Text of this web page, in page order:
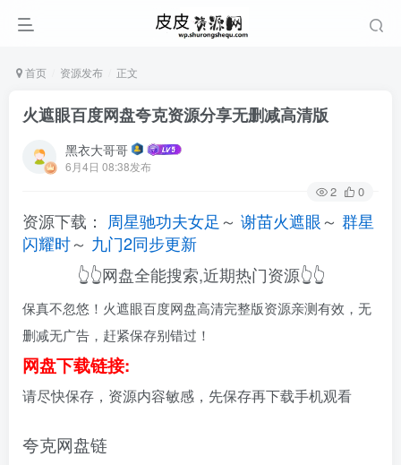
首页 资源发布 正文
火遮眼百度网盘夸克资源分享无删减高清版
黑衣大哥哥
6月4日 08:38发布
2 0
资源下载： 周星驰功夫女足 ～ 谢苗火遮眼～ 群星
闪耀时～ 九门2同步更新
👆👆网盘全能搜索,近期热门资源👆👆
保真不忽悠！火遮眼百度网盘高清完整版资源亲测有效，无
删减无广告，赶紧保存别错过！
网盘下载链接:
请尽快保存，资源内容敏感，先保存再下载手机观看
夸克网盘链